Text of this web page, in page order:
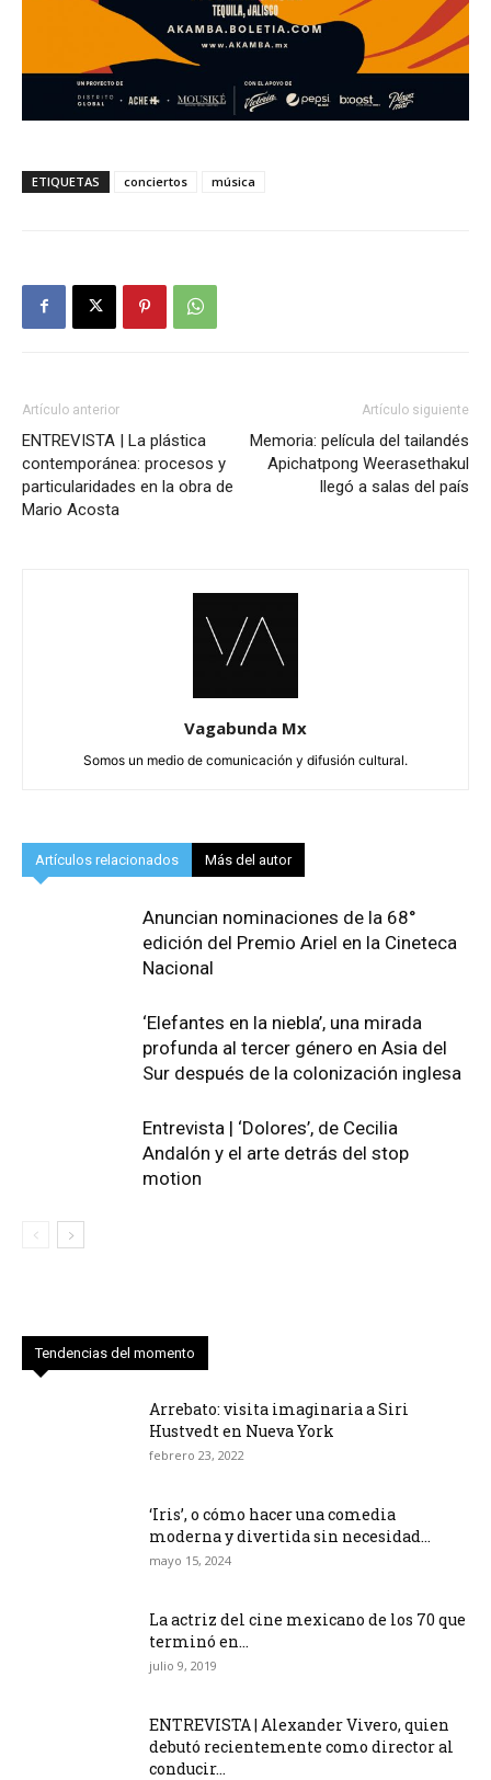
ETIQUETAS conciertos música
Artículo anterior
ENTREVISTA | La plástica
contemporánea: procesos y
particularidades en la obra de
Mario Acosta
Artículo siguiente
Memoria: película del tailandés
Apichatpong Weerasethakul
llegó a salas del país
Vagabunda Mx
Somos un medio de comunicación y difusión cultural.
Artículos relacionados Más del autor
Anuncian nominaciones de la 68°
edición del Premio Ariel en la Cineteca
Nacional
‘Elefantes en la niebla’, una mirada
profunda al tercer género en Asia del
Sur después de la colonización inglesa
Entrevista | ‘Dolores’, de Cecilia
Andalón y el arte detrás del stop
motion
Tendencias del momento
Arrebato: visita imaginaria a Siri
Hustvedt en Nueva York
febrero 23, 2022
‘Iris’, o cómo hacer una comedia
moderna y divertida sin necesidad...
mayo 15, 2024
La actriz del cine mexicano de los 70 que
terminó en...
julio 9, 2019
ENTREVISTA | Alexander Vivero, quien
debutó recientemente como director al
conducir...